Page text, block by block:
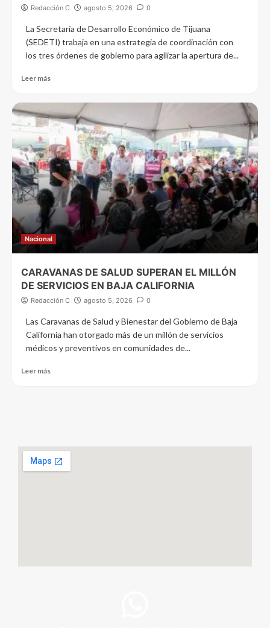
Redacción C agosto 5, 2026 0
La Secretaría de Desarrollo Económico de Tijuana
(SEDETI) trabaja en una estrategia de coordinación con
los tres órdenes de gobierno para agilizar la apertura de...
Leer más
Nacional
CARAVANAS DE SALUD SUPERAN EL MILLÓN
DE SERVICIOS EN BAJA CALIFORNIA
Redacción C agosto 5, 2026 0
Las Caravanas de Salud y Bienestar del Gobierno de Baja
California han otorgado más de un millón de servicios
médicos y preventivos en comunidades de...
Leer más